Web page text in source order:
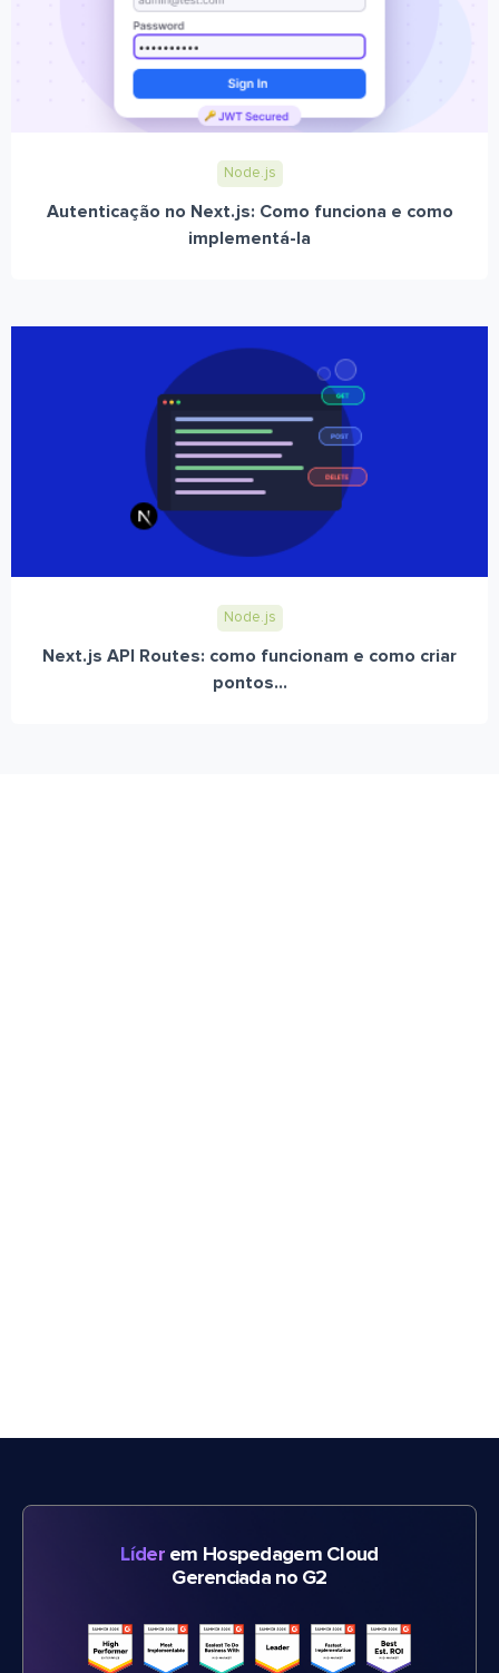
Node.js
Autenticação no Next.js: Como funciona e como
implementá-la
Node.js
Next.js API Routes: como funcionam e como criar
pontos...
Líderem Hospedagem Cloud
Gerenciada no G2